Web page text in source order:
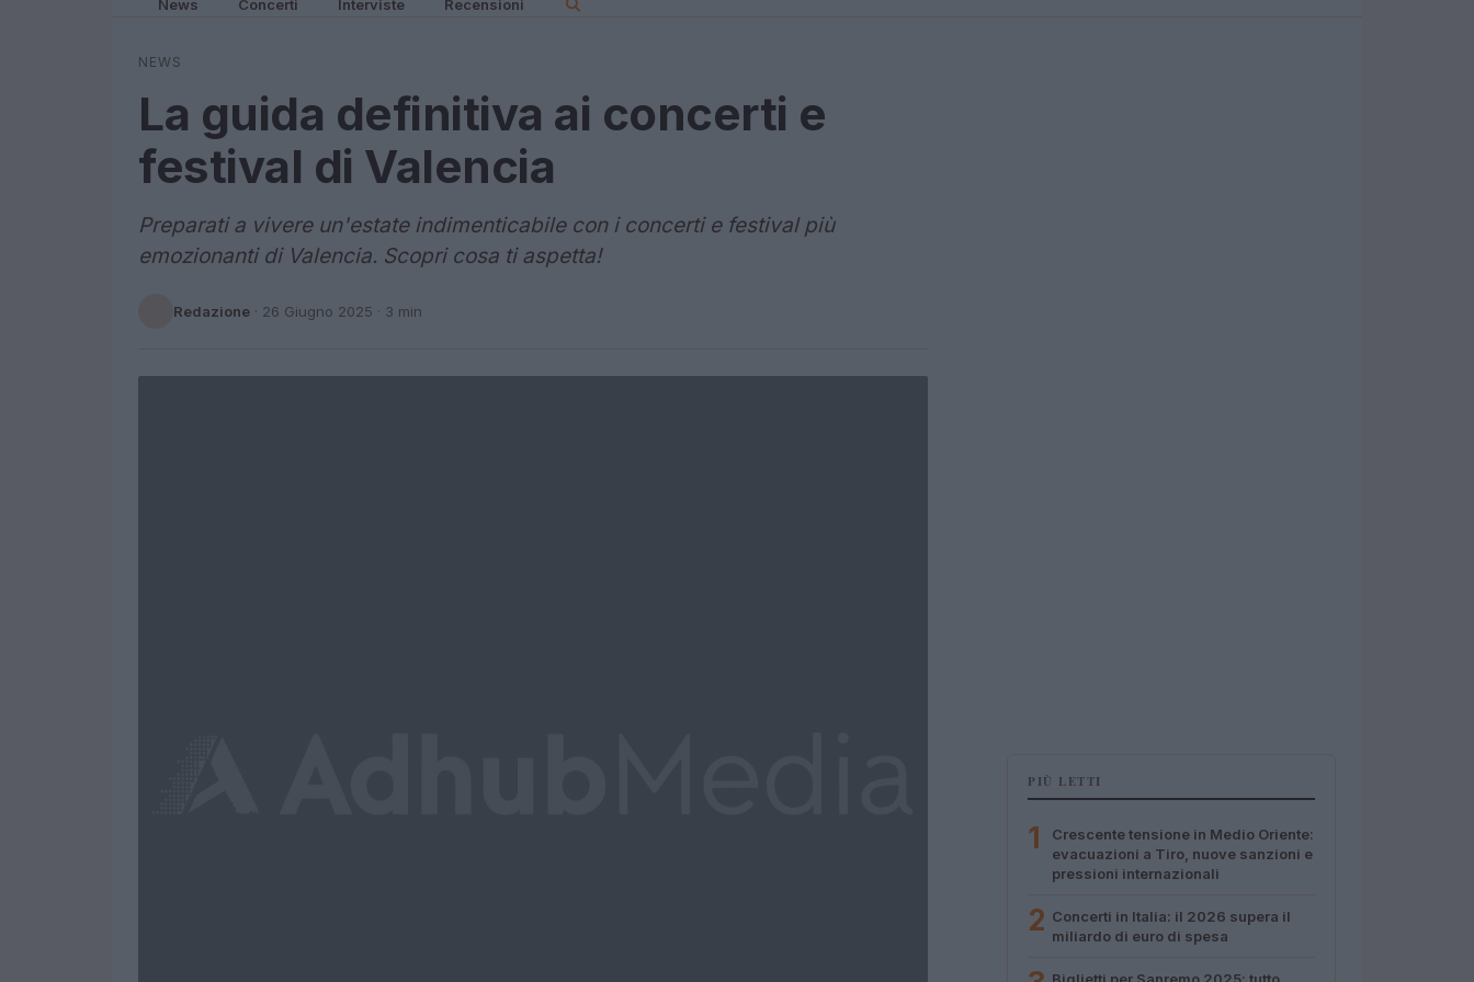
News Concerti Interviste Recensioni
NEWS
La guida definitiva ai concerti e
festival di Valencia
Preparati a vivere un'estate indimenticabile con i concerti e festival più
emozionanti di Valencia. Scopri cosa ti aspetta!
Redazione · 26 Giugno 2025 · 3 min
PIÙ LETTI
1
Crescente tensione in Medio Oriente:
evacuazioni a Tiro, nuove sanzioni e
pressioni internazionali
2 Concerti in Italia: il 2026 supera il
miliardo di euro di spesa